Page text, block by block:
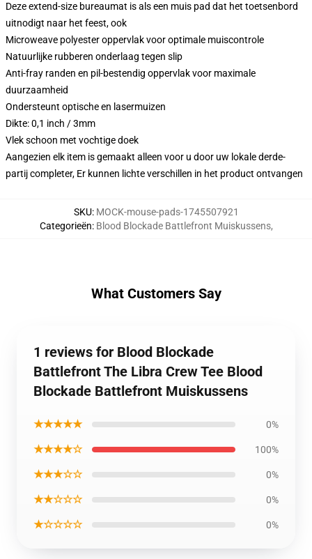
Deze extend-size bureaumat is als een muis pad dat het toetsenbord
uitnodigt naar het feest, ook
Microweave polyester oppervlak voor optimale muiscontrole
Natuurlijke rubberen onderlaag tegen slip
Anti-fray randen en pil-bestendig oppervlak voor maximale
duurzaamheid
Ondersteunt optische en lasermuizen
Dikte: 0,1 inch / 3mm
Vlek schoon met vochtige doek
Aangezien elk item is gemaakt alleen voor u door uw lokale derde-
partij completer, Er kunnen lichte verschillen in het product ontvangen
SKU: MOCK-mouse-pads-1745507921
Categorieën: Blood Blockade Battlefront Muiskussens,
What Customers Say
1 reviews for Blood Blockade
Battlefront The Libra Crew Tee Blood
Blockade Battlefront Muiskussens
★★★★★ 0%
★★★★☆ 100%
★★★☆☆ 0%
★★☆☆☆ 0%
★☆☆☆☆ 0%